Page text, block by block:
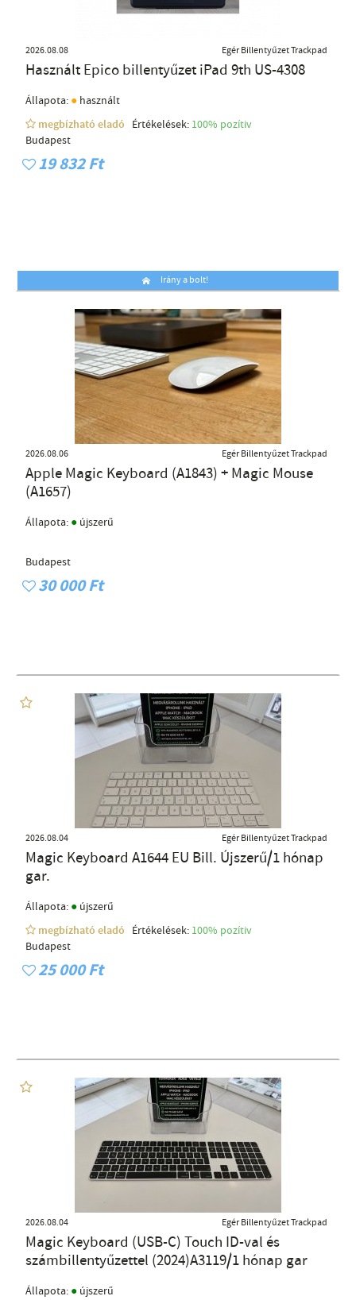
2026.08.08 Egér Billentyűzet Trackpad
Használt Epico billentyűzet iPad 9th US-4308
Állapota: ● használt
megbízható eladó
Értékelések: 100% pozítiv
Budapest
19 832 Ft
Irány a bolt!
2026.08.06 Egér Billentyűzet Trackpad
Apple Magic Keyboard (A1843) + Magic Mouse
(A1657)
Állapota: ● újszerű
Budapest
30 000 Ft
2026.08.04 Egér Billentyűzet Trackpad
Magic Keyboard A1644 EU Bill. Újszerű/1 hónap
gar.
Állapota: ● újszerű
megbízható eladó
Értékelések: 100% pozítiv
Budapest
25 000 Ft
2026.08.04 Egér Billentyűzet Trackpad
Magic Keyboard (USB-C) Touch ID-val és
számbillentyűzettel (2024)A3119/1 hónap gar
Állapota: ● újszerű